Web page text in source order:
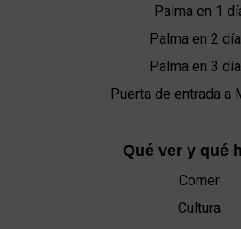
Palma en 1
Palma en 2
Palma en 3
Puerta de entrada a
Qué ver y qué
Comer
Cultura